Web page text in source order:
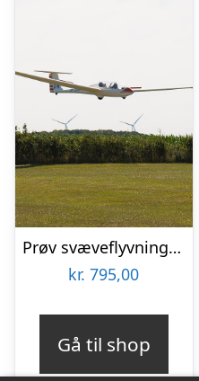
Prøv svæveflyvning hos Viborg Svæveflyveklub
kr. 795,00
Gå til shop